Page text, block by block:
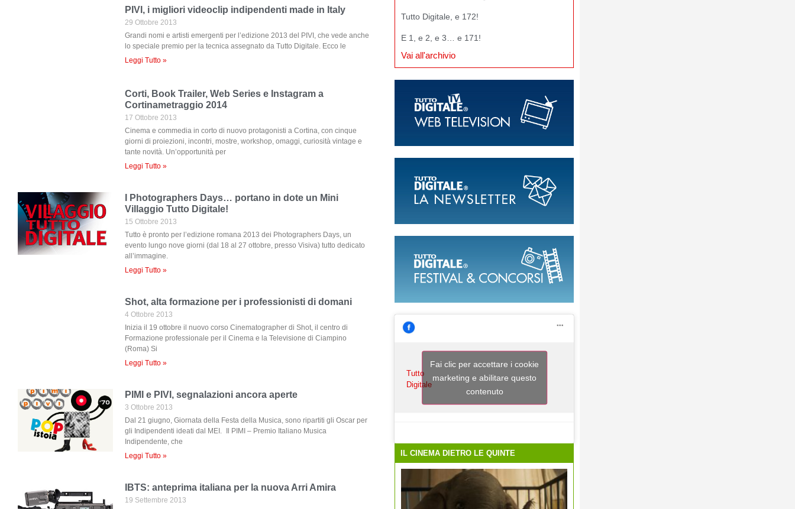
PIVI, i migliori videoclip indipendenti made in Italy
29 Ottobre 2013
Grandi nomi e artisti emergenti per l’edizione 2013 del PIVI, che vede anche
lo speciale premio per la tecnica assegnato da Tutto Digitale. Ecco le
Leggi Tutto »
Corti, Book Trailer, Web Series e Instagram a
Cortinametraggio 2014
17 Ottobre 2013
Cinema e commedia in corto di nuovo protagonisti a Cortina, con cinque
giorni di proiezioni, incontri, mostre, workshop, omaggi, curiosità vintage e
tante novità. Un’opportunità per
Leggi Tutto »
I Photographers Days… portano in dote un Mini
Villaggio Tutto Digitale!
15 Ottobre 2013
Tutto è pronto per l’edizione romana 2013 dei Photographers Days, un
evento lungo nove giorni (dal 18 al 27 ottobre, presso Visiva) tutto dedicato
all’immagine.
Leggi Tutto »
Shot, alta formazione per i professionisti di domani
4 Ottobre 2013
Inizia il 19 ottobre il nuovo corso Cinematographer di Shot, il centro di
Formazione professionale per il Cinema e la Televisione di Ciampino
(Roma) Si
Leggi Tutto »
PIMI e PIVI, segnalazioni ancora aperte
3 Ottobre 2013
Dal 21 giugno, Giornata della Festa della Musica, sono ripartiti gli Oscar per
gli Indipendenti ideati dal MEI. Il PIMI – Premio Italiano Musica
Indipendente, che
Leggi Tutto »
IBTS: anteprima italiana per la nuova Arri Amira
19 Settembre 2013
Tutto Digitale, e 172!
E 1, e 2, e 3… e 171!
Vai all'archivio
Tutto
Digitale
Fai clic per accettare i cookie
marketing e abilitare questo
contenuto
IL CINEMA DIETRO LE QUINTE